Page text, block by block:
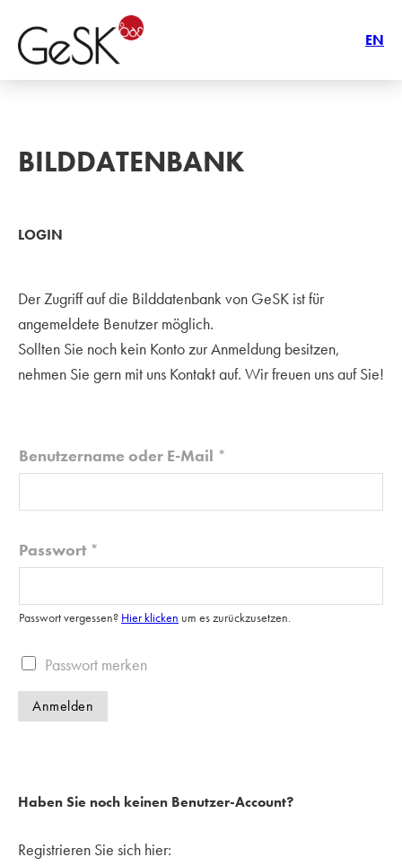
EN
BILDDATENBANK
LOGIN
Der Zugriff auf die Bilddatenbank von GeSK ist für
angemeldete Benutzer möglich.
Sollten Sie noch kein Konto zur Anmeldung besitzen,
nehmen Sie gern mit uns Kontakt auf. Wir freuen uns auf Sie!
Benutzername oder E-Mail *
Passwort *
Passwort vergessen? Hier klicken um es zurückzusetzen.
P
a
t
Passwort merken
Anmelden
Haben Sie noch keinen Benutzer-Account?
Registrieren Sie sich hier: